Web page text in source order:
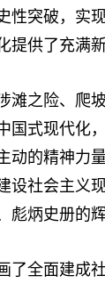
性突破，实
提供了充满
之险、爬坡
国式现代化
动的精神力
设社会主义
彪炳史册的辉
全面建成社